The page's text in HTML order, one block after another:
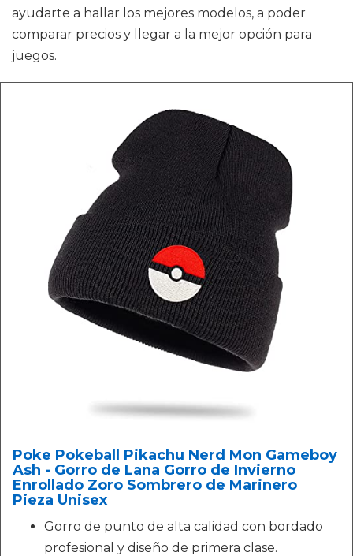
ayudarte a hallar los mejores modelos, a poder
comparar precios y llegar a la mejor opción para
juegos.
Poke Pokeball Pikachu Nerd Mon Gameboy
Ash - Gorro de Lana Gorro de Invierno
Enrollado Zoro Sombrero de Marinero
Pieza Unisex
Gorro de punto de alta calidad con bordado
profesional y diseño de primera clase.